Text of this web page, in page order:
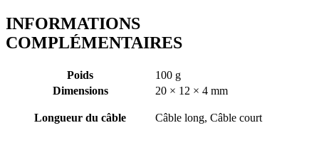
INFORMATIONS
COMPLÉMENTAIRES
Poids
100 g
Dimensions
20 × 12 × 4 mm
Longueur du câble Câble long, Câble court